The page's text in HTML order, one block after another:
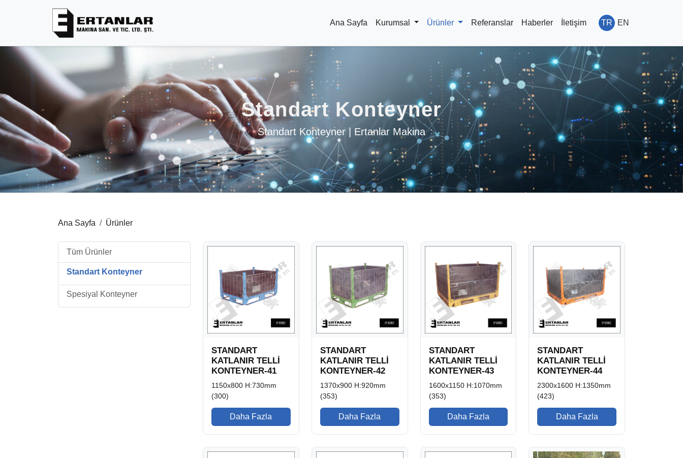
Ana Sayfa Kurumsal Ürünler Referanslar Haberler İletişim TR EN
Standart Konteyner
Standart Konteyner | Ertanlar Makina
Ana Sayfa Ürünler
Tüm Ürünler
Standart Konteyner
Spesiyal Konteyner
STANDART
KATLANIR TELLİ
KONTEYNER-41
1150x800 H:730mm
(300)
Daha Fazla
STANDART
KATLANIR TELLİ
KONTEYNER-42
1370x900 H:920mm
(353)
Daha Fazla
STANDART
KATLANIR TELLİ
KONTEYNER-43
1600x1150 H:1070mm
(353)
Daha Fazla
STANDART
KATLANIR TELLİ
KONTEYNER-44
2300x1600 H:1350mm
(423)
Daha Fazla